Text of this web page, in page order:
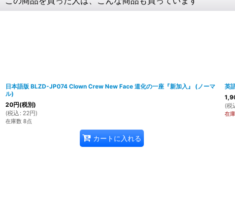
日本語版 BLZD-JP074 Clown Crew New Face 道化の一座『新加入』 (ノーマ
ル)
20円(税別)
(税込 : 22円)
在庫数 8点
カートに入れる
英
(税
在